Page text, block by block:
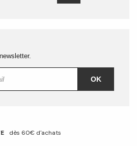
OK
dès 60€ d'achats